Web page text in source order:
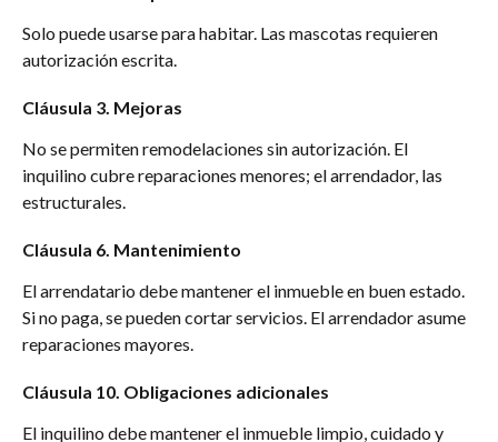
Solo puede usarse para habitar. Las mascotas requieren
autorización escrita.
Cláusula 3. Mejoras
No se permiten remodelaciones sin autorización. El
inquilino cubre reparaciones menores; el arrendador, las
estructurales.
Cláusula 6. Mantenimiento
El arrendatario debe mantener el inmueble en buen estado.
Si no paga, se pueden cortar servicios. El arrendador asume
reparaciones mayores.
Cláusula 10. Obligaciones adicionales
El inquilino debe mantener el inmueble limpio, cuidado y